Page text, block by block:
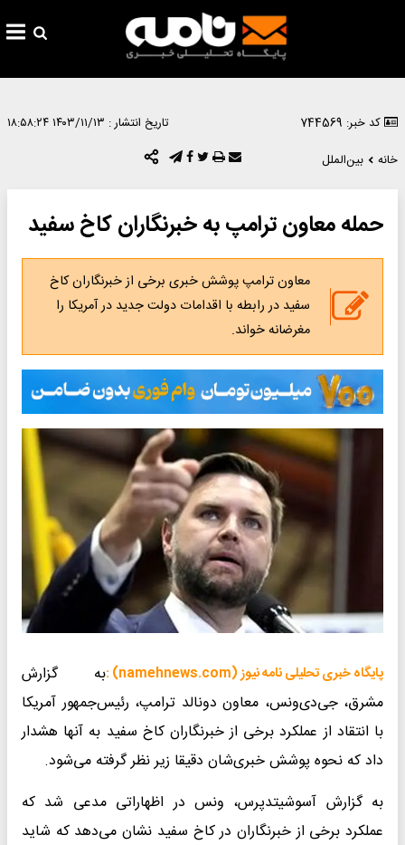
کد خبر: 744569 تاریخ انتشار : ۱۴۰۳/۱۱/۱۳ ۱۸:۵۸:۲۴
خانه
بین‌الملل
حمله معاون ترامپ به خبرنگاران کاخ سفید
معاون ترامپ پوشش خبری برخی از خبرنگاران کاخ
سفید در رابطه با اقدامات دولت جدید در آمریکا را
مغرضانه خواند.
پایگاه خبری تحلیلی نامه نیوز (namehnews.com) :
به گزارش
مشرق، جی‌دی‌ونس،‌ معاون دونالد ترامپ، رئیس‌جمهور آمریکا
با انتقاد از عملکرد برخی از خبرنگاران کاخ سفید به آنها هشدار
داد که نحوه پوشش خبری‌شان دقیقا زیر نظر گرفته می‌شود.
به گزارش آسوشیتدپرس، ونس در اظهاراتی مدعی شد که
عملکرد برخی از خبرنگاران در کاخ سفید نشان می‌دهد که شاید